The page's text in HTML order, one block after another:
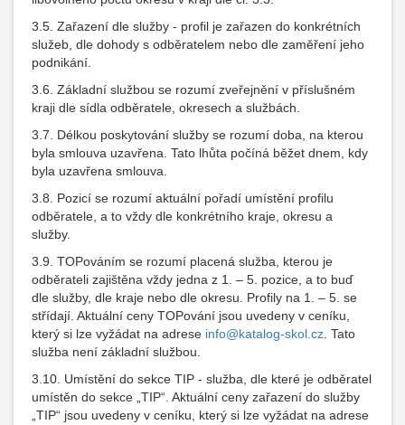
3.5. Zařazení dle služby - profil je zařazen do konkrétních
služeb, dle dohody s odběratelem nebo dle zaměření jeho
podnikání.
3.6. Základní službou se rozumí zveřejnění v příslušném
kraji dle sídla odběratele, okresech a službách.
3.7. Délkou poskytování služby se rozumí doba, na kterou
byla smlouva uzavřena. Tato lhůta počíná běžet dnem, kdy
byla uzavřena smlouva.
3.8. Pozicí se rozumí aktuální pořadí umístění profilu
odběratele, a to vždy dle konkrétního kraje, okresu a
služby.
3.9. TOPováním se rozumí placená služba, kterou je
odběrateli zajištěna vždy jedna z 1. – 5. pozice, a to buď
dle služby, dle kraje nebo dle okresu. Profily na 1. – 5. se
střídají. Aktuální ceny TOPování jsou uvedeny v ceníku,
který si lze vyžádat na adrese info@katalog-skol.cz . Tato
služba není základní službou.
3.10. Umístění do sekce TIP - služba, dle které je odběratel
umístěn do sekce „TIP“. Aktuální ceny zařazení do služby
„TIP“ jsou uvedeny v ceníku, který si lze vyžádat na adrese